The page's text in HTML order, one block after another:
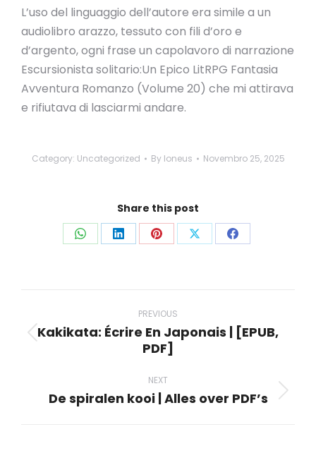
L’uso del linguaggio dell’autore era simile a un
audiolibro arazzo, tessuto con fili d’oro e
d’argento, ogni frase un capolavoro di narrazione
Escursionista solitario:Un Epico LitRPG Fantasia
Avventura Romanzo (Volume 20) che mi attirava
e rifiutava di lasciarmi andare.
Category: Uncategorized By loneus Novembro 25, 2025
Share this post
Share Share Share Share Share
navigation
PREVIOUS
Previous
post:
Kakikata: Écrire En Japonais | [EPUB,
PDF]
NEXT
Next
De spiralen kooi | Alles over PDF’s